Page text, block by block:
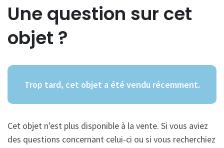
Une question sur cet
objet ?
Trop tard, cet objet a été vendu récemment.
Cet objet n'est plus disponible à la vente. Si vous aviez
des questions concernant celui-ci ou si vous recherchiez